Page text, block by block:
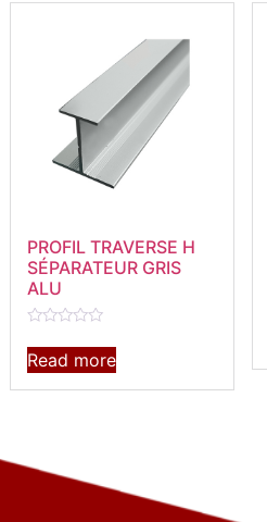
PROFIL TRAVERSE H
SÉPARATEUR GRIS
ALU
0
out
5
Read more